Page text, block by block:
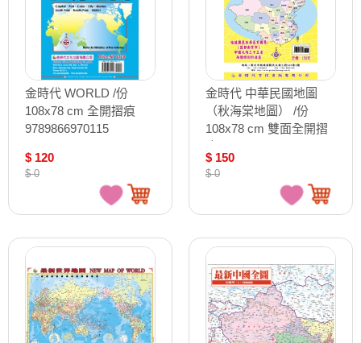
金時代 WORLD /份
108x78 cm 全開摺痕
9789866970115
$ 120
$ 0
金時代 中華民國地圖
（秋海棠地圖） /份
108x78 cm 雙面全開摺
$ 150
$ 0